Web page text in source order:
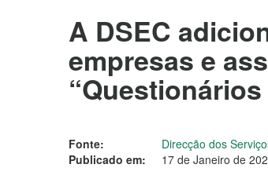
A DSEC
empresas e
Fonte:
Direcção dos
Publicado em:
17 de Janeiro de